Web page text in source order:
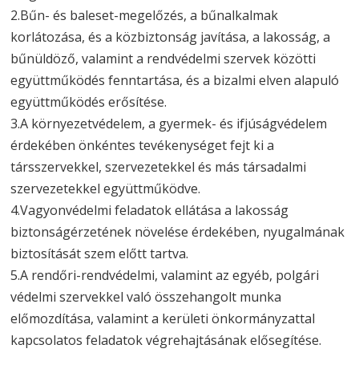
2.Bűn- és baleset-megelőzés, a bűnalkalmak
korlátozása, és a közbiztonság javítása, a lakosság, a
bűnüldöző, valamint a rendvédelmi szervek közötti
együttműködés fenntartása, és a bizalmi elven alapuló
együttműködés erősítése.
3.A környezetvédelem, a gyermek- és ifjúságvédelem
érdekében önkéntes tevékenységet fejt ki a
társszervekkel, szervezetekkel és más társadalmi
szervezetekkel együttműködve.
4.Vagyonvédelmi feladatok ellátása a lakosság
biztonságérzetének növelése érdekében, nyugalmának
biztosítását szem előtt tartva.
5.A rendőri-rendvédelmi, valamint az egyéb, polgári
védelmi szervekkel való összehangolt munka
előmozdítása, valamint a kerületi önkormányzattal
kapcsolatos feladatok végrehajtásának elősegítése.